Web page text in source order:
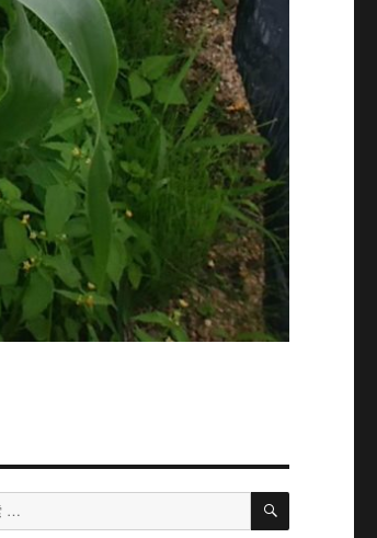
検